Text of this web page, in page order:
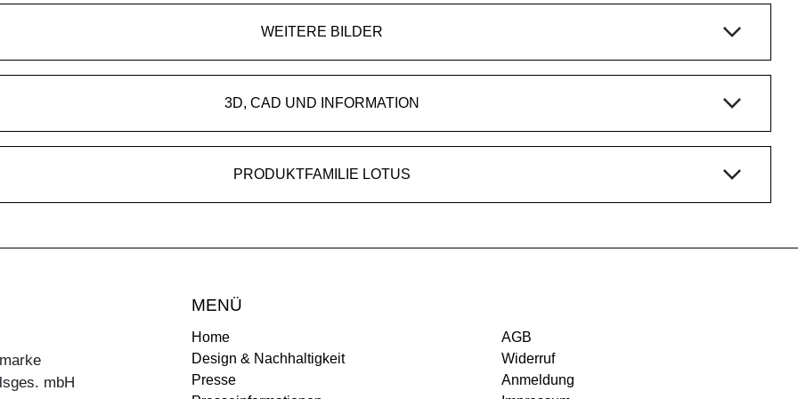
WEITERE BILDER
3D, CAD UND INFORMATION
PRODUKTFAMILIE LOTUS
mbH
MENÜ
Home
Design & Nachhaltigkeit
Presse
AGB
Widerruf
Anmeldung